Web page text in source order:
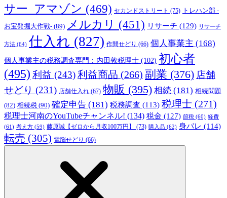
サー_アマゾン (469) セカンドストリート (75) トレハン部 -
お宝発掘大作戦- (89) メルカリ (451) リサーチ (129) リサーチ
方法 (64) 仕入れ (827) 作間せどり (66) 個人事業主 (168)
個人事業主の税務調査専門：内田敦税理士 (102) 初心者
(495) 利益 (243)利益商品 (266) 副業 (376) 店舗
せどり (231) 店舗仕入れ (67) 物販 (395) 相続 (181) 相続問題
(82) 相続税 (90) 確定申告 (181) 税務調査 (113) 税理士 (271)
税理士河南のYouTubeチャンネル! (134) 税金 (127) 節税 (60) 経費
(61) 考え方 (59) 藤原誠【ゼロから月収100万円】 (73) 購入品 (62) 身バレ (114)
転売 (305) 電脳せどり (66)